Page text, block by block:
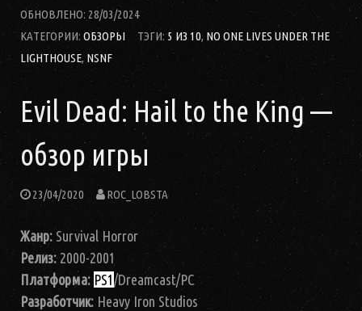
ОБНОВЛЕНО: 28/03/2024
КАТЕГОРИИ: ОБЗОРЫ ТЭГИ:5 ИЗ 10, NO ONE LIVES UNDER THE
LIGHTHOUSE, NSNF
Evil Dead: Hail to the King —
обзор игры
23/04/2020 ROC_LOBSTA
Жанр: Survival Horror
Релиз:2000-2001
Платформа: PS1/Dreamcast/PC
Разработчик: Heavy Iron Studios